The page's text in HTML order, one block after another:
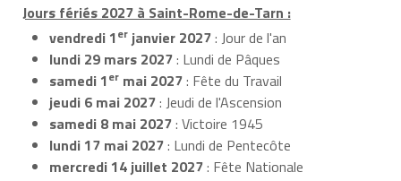
Jours fériés 2027 à Saint-Rome-de-Tarn :
vendredi 1er janvier 2027: Jour de l'an
lundi 29 mars 2027: Lundi de Pâques
samedi 1er mai 2027: Fête du Travail
jeudi 6 mai 2027: Jeudi de l'Ascension
samedi 8 mai 2027: Victoire 1945
lundi 17 mai 2027: Lundi de Pentecôte
mercredi 14 juillet 2027: Fête Nationale